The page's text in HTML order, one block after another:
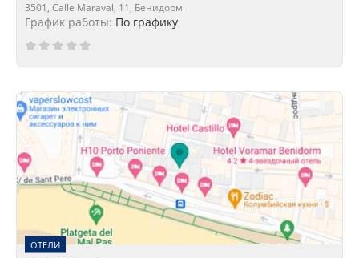
3501, Calle Maraval, 11, Бенидорм
График работы: По графику
ОТЕЛИ